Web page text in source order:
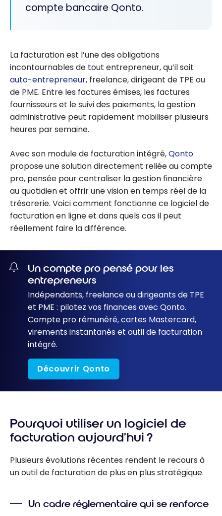
compte bancaire Qonto.
La facturation est l’une des obligations
incontournables de tout entrepreneur, qu’il soit
auto-entrepreneur, freelance, dirigeant de TPE ou
de PME. Entre les factures émises, les factures
fournisseurs et le suivi des paiements, la gestion
administrative peut rapidement mobiliser plusieurs
heures par semaine.
Avec son module de facturation intégré,Qonto
propose une solution directement reliée au compte
pro, pensée pour centraliser la gestion financière
au quotidien et offrir une vision en temps réel de la
trésorerie. Voici comment fonctionne ce logiciel de
facturation en ligne et dans quels cas il peut
réellement faire la différence.
Un compte pro pensé pour les
entrepreneurs
Indépendants, freelance ou dirigeants de TPE
et PME : pilotez vos finances avec Qonto.
Compte pro rémunéré, cartes Mastercard,
virements instantanés et outil de facturation
intégré.
Découvrir Qonto
Pourquoi utiliser un logiciel de
facturation aujourd’hui ?
Plusieurs évolutions récentes rendent le recours à
un outil de facturation de plus en plus stratégique.
Un cadre réglementaire qui se renforce